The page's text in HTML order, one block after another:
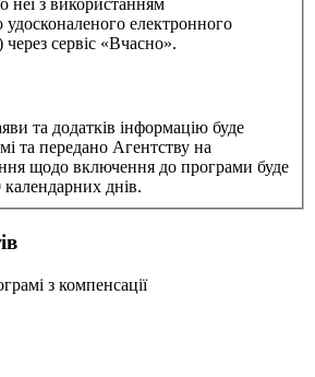
удосконаленого електронного
сервіс «Вчасно».
та додатків інформацію буде
та передано Агентству на
днів.
з компенсації